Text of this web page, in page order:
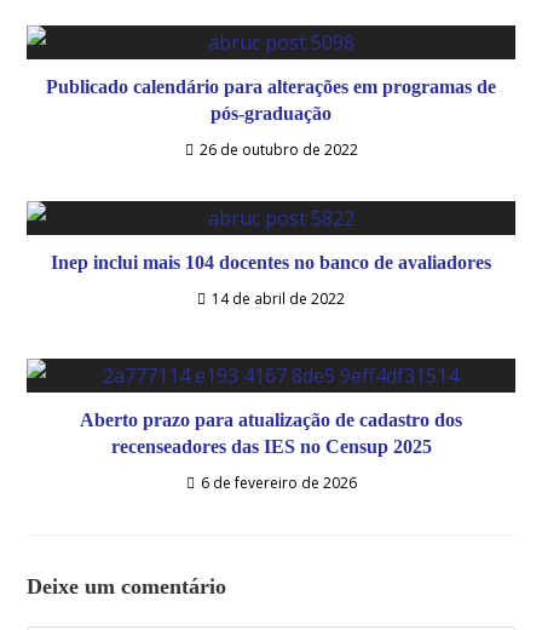
Publicado calendário para alterações em programas de
pós-graduação
26 de outubro de 2022
Inep inclui mais 104 docentes no banco de avaliadores
14 de abril de 2022
Aberto prazo para atualização de cadastro dos
recenseadores das IES no Censup 2025
6 de fevereiro de 2026
Deixe um comentário